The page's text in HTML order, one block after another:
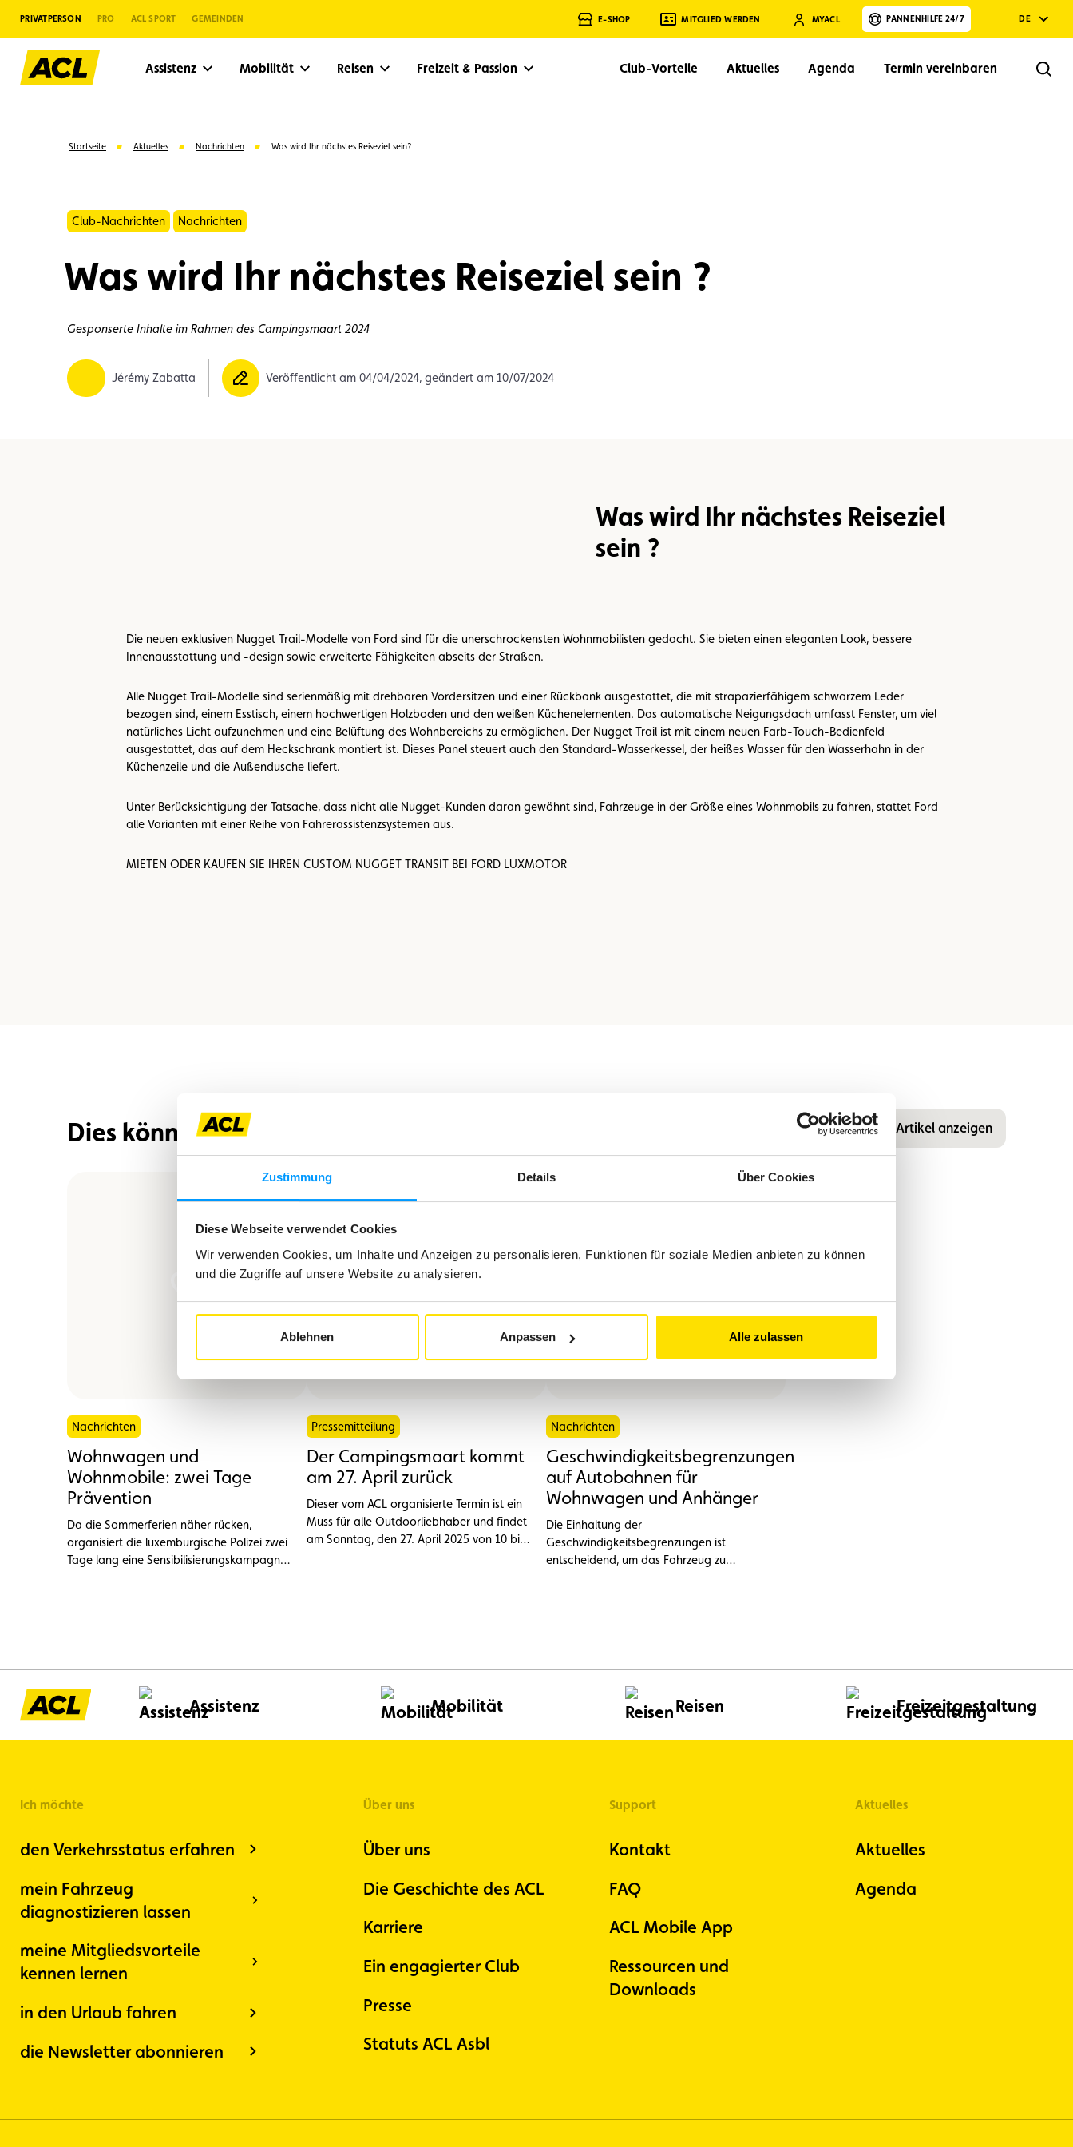
Zustimmung Details Über Cookies
Diese Webseite verwendet Cookies
Wir verwenden Cookies, um Inhalte und Anzeigen zu personalisieren, Funktionen für soziale Medien anbieten zu können
und die Zugriffe auf unsere Website zu analysieren.
Ablehnen Anpassen Alle zulassen
PRIVATPERSON PRO ACL SPORT GEMEINDEN E-SHOP MITGLIED WERDEN MYACL PANNENHILFE 24/7 DE
Assistenz Mobilität Reisen Freizeit & Passion Club-Vorteile Aktuelles Agenda Termin vereinbaren
Vorschläge
Mitglied Mitgliedervorteile Vignetten Umweltplakette Kaufvertrag
Startseite Aktuelles Nachrichten Was wird Ihr nächstes Reiseziel sein?
Club-Nachrichten Nachrichten
Was wird Ihr nächstes Reiseziel sein ?
Gesponserte Inhalte im Rahmen des Campingsmaart 2024
Jérémy Zabatta Veröffentlicht am 04/04/2024, geändert am 10/07/2024
Was wird Ihr nächstes Reiseziel
sein ?
Die neuen exklusiven Nugget Trail-Modelle von Ford sind für die unerschrockensten Wohnmobilisten gedacht. Sie bieten einen eleganten Look, bessere
Innenausstattung und -design sowie erweiterte Fähigkeiten abseits der Straßen.
Alle Nugget Trail-Modelle sind serienmäßig mit drehbaren Vordersitzen und einer Rückbank ausgestattet, die mit strapazierfähigem schwarzem Leder
bezogen sind, einem Esstisch, einem hochwertigen Holzboden und den weißen Küchenelementen. Das automatische Neigungsdach umfasst Fenster, um viel
natürliches Licht aufzunehmen und eine Belüftung des Wohnbereichs zu ermöglichen. Der Nugget Trail ist mit einem neuen Farb-Touch-Bedienfeld
ausgestattet, das auf dem Heckschrank montiert ist. Dieses Panel steuert auch den Standard-Wasserkessel, der heißes Wasser für den Wasserhahn in der
Küchenzeile und die Außendusche liefert.
Unter Berücksichtigung der Tatsache, dass nicht alle Nugget-Kunden daran gewöhnt sind, Fahrzeuge in der Größe eines Wohnmobils zu fahren, stattet Ford
alle Varianten mit einer Reihe von Fahrerassistenzsystemen aus.
MIETEN ODER KAUFEN SIE IHREN CUSTOM NUGGET TRANSIT BEI FORD LUXMOTOR
Dies könnte Sie auch interessieren Alle Artikel anzeigen
Nachrichten
Wohnwagen und
Wohnmobile: zwei Tage
Prävention
Da die Sommerferien näher rücken,
organisiert die luxemburgische Polizei zwei
Tage lang eine Sensibilisierungskampagne
Pressemitteilung
Der Campingsmaart kommt
am 27. April zurück
Dieser vom ACL organisierte Termin ist ein
Muss für alle Outdoorliebhaber und findet
am Sonntag, den 27. April 2025 von 10 bis
Nachrichten
Geschwindigkeitsbegrenzungen
auf Autobahnen für
Wohnwagen und Anhänger
Die Einhaltung der
Geschwindigkeitsbegrenzungen ist
entscheidend, um das Fahrzeug zu
Assistenz Mobilität Reisen Freizeitgestaltung
Ich möchte
den Verkehrsstatus erfahren
mein Fahrzeug
diagnostizieren lassen
meine Mitgliedsvorteile
kennen lernen
in den Urlaub fahren
die Newsletter abonnieren
Über uns
Über uns
Die Geschichte des ACL
Karriere
Ein engagierter Club
Presse
Statuts ACL Asbl
Support
Kontakt
FAQ
ACL Mobile App
Ressourcen und
Downloads
Aktuelles
Aktuelles
Agenda